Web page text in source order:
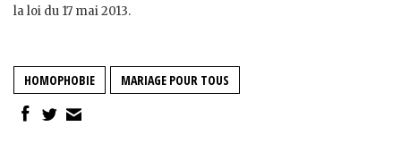
la loi du 17 mai 2013.
HOMOPHOBIE MARIAGE POUR TOUS